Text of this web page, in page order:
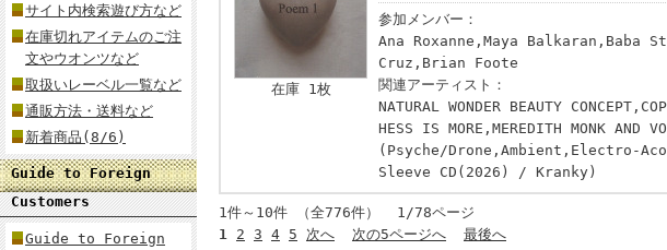
サイト内検索遊び方など
在庫切れアイテムのご注
文やウオンツなど
取扱いレーベル一覧など
通販方法・送料など
新着商品(8/6)
Guide to Foreign
Customers
Guide to Foreign
在庫 1枚
参加メンバー：
Ana Roxanne,Maya Balkaran,Baba
Cruz,Brian Foote
関連アーティスト：
NATURAL WONDER BEAUTY
HESS IS MORE,MEREDITH MONK AND
(Psyche/Drone,Ambient,Electro-
Sleeve CD(2026) / Kranky)
1件～10件 （全776件） 1/78ページ
1 2 3 4 5 次へ 次の5ページへ 最後へ